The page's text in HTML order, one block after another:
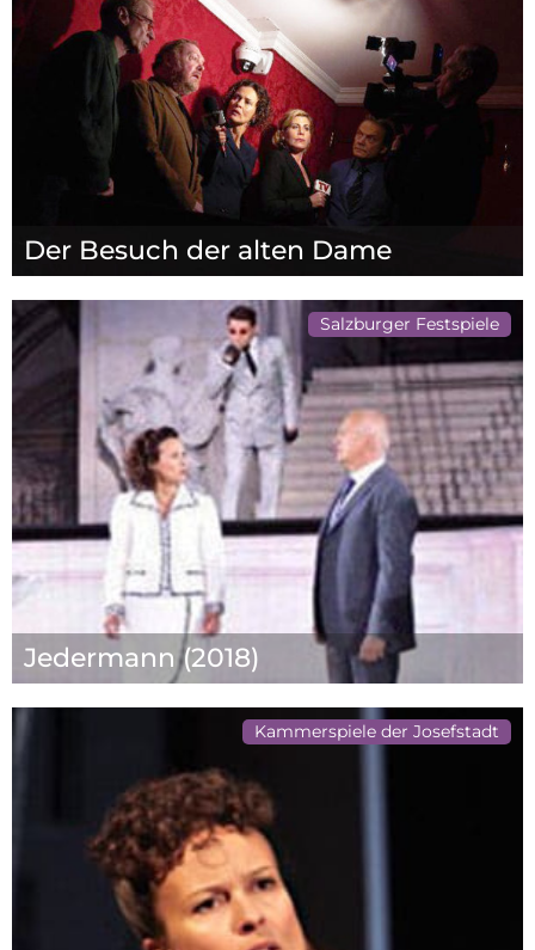
Der Besuch der alten Dame
Salzburger Festspiele
Jedermann (2018)
Kammerspiele der Josefstadt